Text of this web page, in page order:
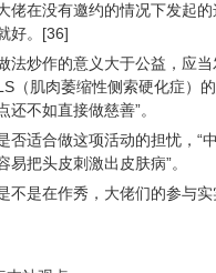
佬在没有邀约的情况下发起
好。[36]
法炒作的意义大于公益，应
（肌肉萎缩性侧索硬化症）
不如直接做慈善”。
否适合做这项活动的担忧，“
把头皮刺激出皮肤病”。
不是在作秀，大佬们的参与